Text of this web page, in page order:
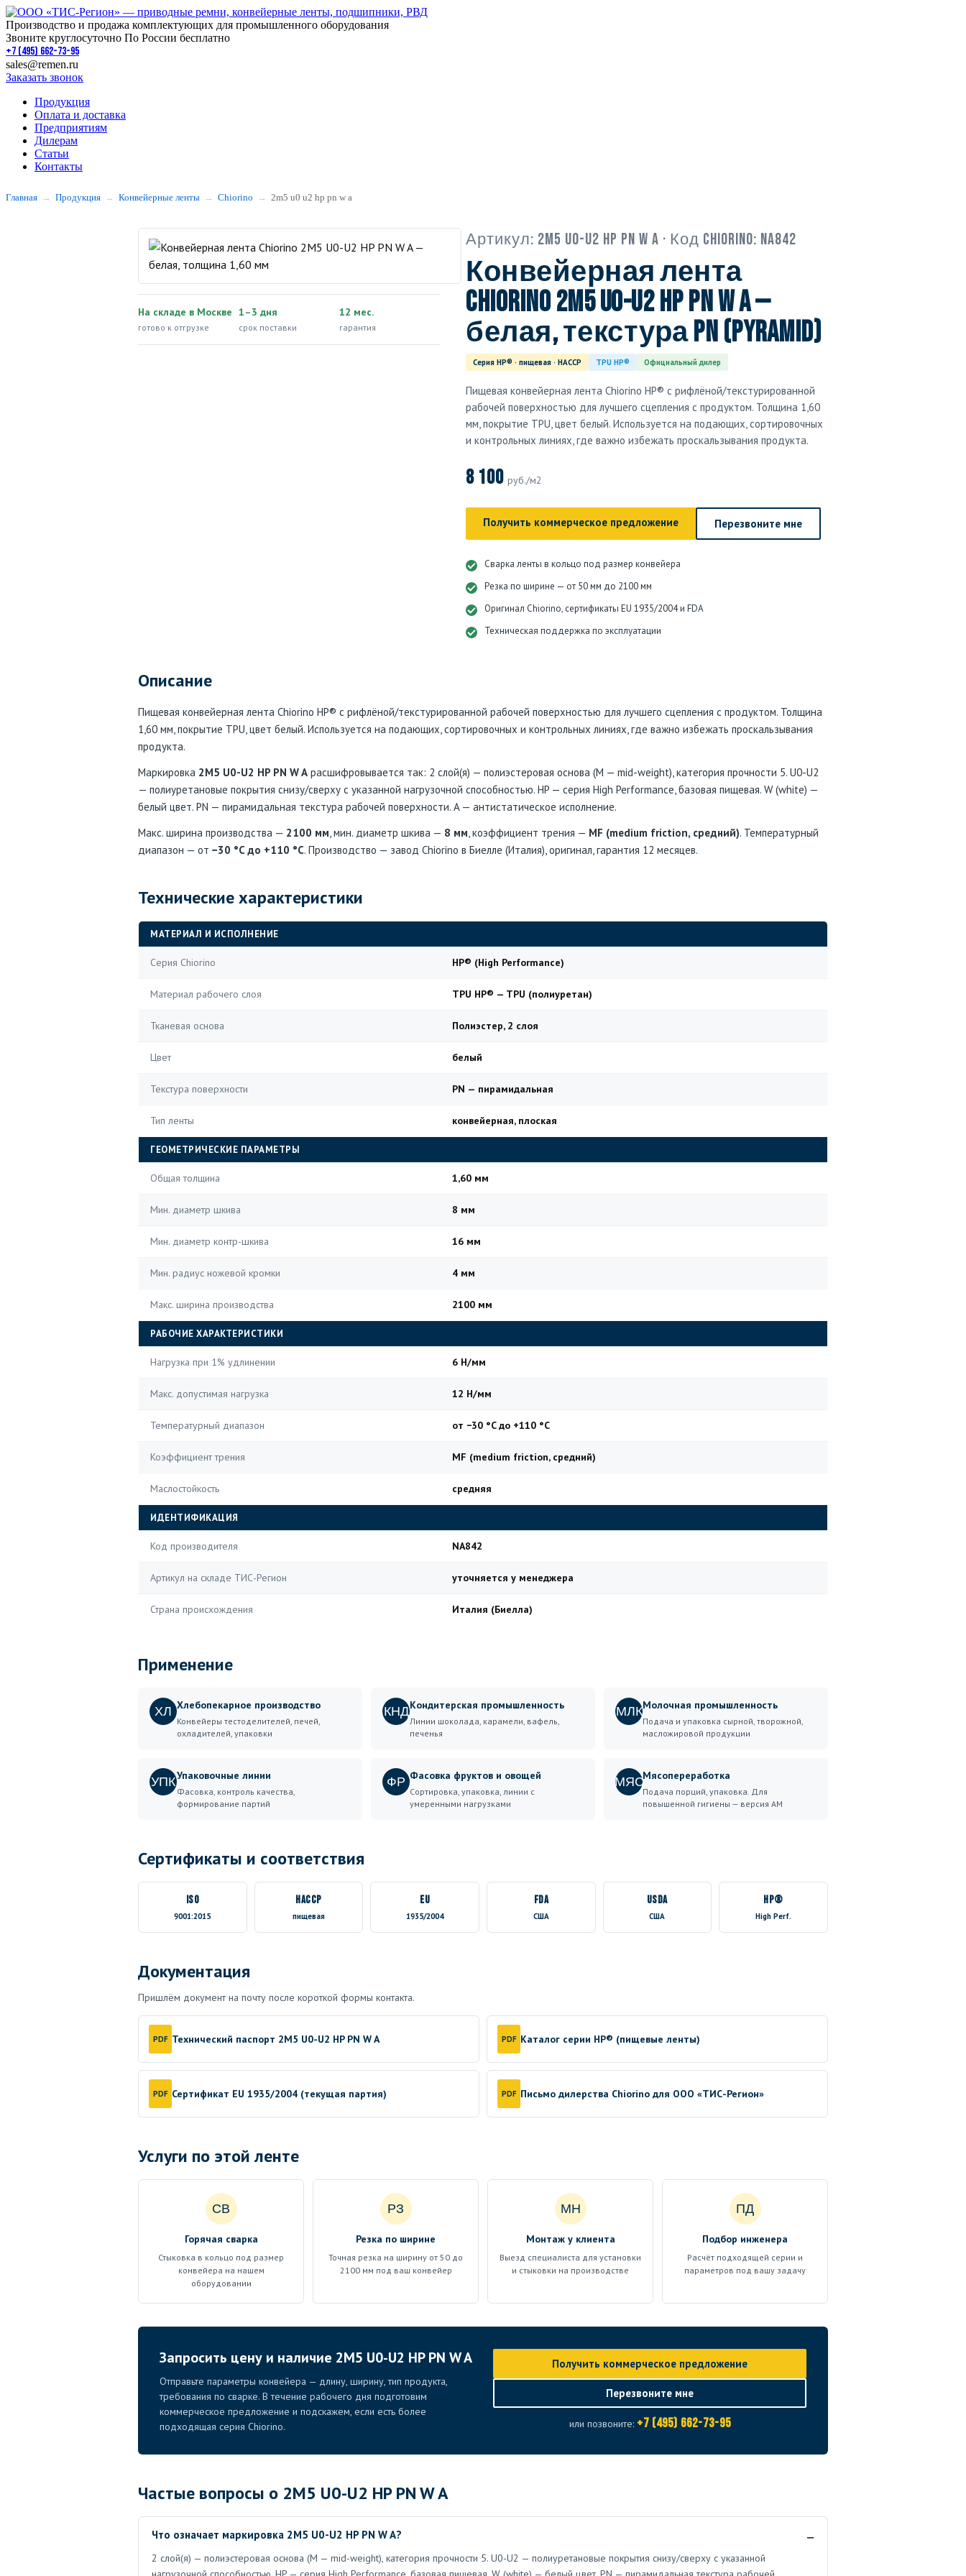
Производство и продажа комплектующих для промышленного оборудования
Звоните круглосуточно По России бесплатно
+7 (495) 662-73-95
sales@remen.ru
Заказать звонок
Продукция
Оплата и доставка
Предприятиям
Дилерам
Статьи
Контакты
Главная Продукция Конвейерные ленты Chiorino 2m5 u0 u2 hp pn w a
На складе в Москве
готово к отгрузке
1–3 дня
срок поставки
12 мес.
гарантия
Артикул: 2M5 U0-U2 HP PN W A · Код Chiorino: NA842
Конвейерная лента
Chiorino 2M5 U0-U2 HP PN W A —
белая, текстура PN (pyramid)
Серия HP® · пищевая · HACCP TPU HP® Официальный дилер
Пищевая конвейерная лента Chiorino HP® с рифлёной/текстурированной
рабочей поверхностью для лучшего сцепления с продуктом. Толщина 1,60
мм, покрытие TPU, цвет белый. Используется на подающих, сортировочных
и контрольных линиях, где важно избежать проскальзывания продукта.
8 100 руб./м2
Получить коммерческое предложение Перезвоните мне
Сварка ленты в кольцо под размер конвейера
Резка по ширине — от 50 мм до 2100 мм
Оригинал Chiorino, сертификаты EU 1935/2004 и FDA
Техническая поддержка по эксплуатации
Описание
Пищевая конвейерная лента Chiorino HP® с рифлёной/текстурированной рабочей поверхностью для лучшего сцепления с продуктом. Толщина
1,60 мм, покрытие TPU, цвет белый. Используется на подающих, сортировочных и контрольных линиях, где важно избежать проскальзывания
продукта.
Маркировка 2M5 U0-U2 HP PN W A расшифровывается так: 2 слой(я) — полиэстеровая основа (M — mid-weight), категория прочности 5. U0-U2
— полиуретановые покрытия снизу/сверху с указанной нагрузочной способностью. HP — серия High Performance, базовая пищевая. W (white) —
белый цвет. PN — пирамидальная текстура рабочей поверхности. A — антистатическое исполнение.
Макс. ширина производства — 2100 мм, мин. диаметр шкива — 8 мм, коэффициент трения — MF (medium friction, средний). Температурный
диапазон — от −30 °C до +110 °C. Производство — завод Chiorino в Биелле (Италия), оригинал, гарантия 12 месяцев.
Технические характеристики
МАТЕРИАЛ И ИСПОЛНЕНИЕ
Серия Chiorino HP® (High Performance)
Материал рабочего слоя TPU HP® — TPU (полиуретан)
Тканевая основа Полиэстер, 2 слоя
Цвет белый
Текстура поверхности PN — пирамидальная
Тип ленты конвейерная, плоская
ГЕОМЕТРИЧЕСКИЕ ПАРАМЕТРЫ
Общая толщина 1,60 мм
Мин. диаметр шкива 8 мм
Мин. диаметр контр-шкива 16 мм
Мин. радиус ножевой кромки 4 мм
Макс. ширина производства 2100 мм
РАБОЧИЕ ХАРАКТЕРИСТИКИ
Нагрузка при 1% удлинении 6 Н/мм
Макс. допустимая нагрузка 12 Н/мм
Температурный диапазон от −30 °C до +110 °C
Коэффициент трения MF (medium friction, средний)
Маслостойкость средняя
ИДЕНТИФИКАЦИЯ
Код производителя NA842
Артикул на складе ТИС-Регион уточняется у менеджера
Страна происхождения Италия (Биелла)
Применение
ХЛ Хлебопекарное производство
Конвейеры тестоделителей, печей,
охладителей, упаковки
КНДКондитерская промышленность
Линии шоколада, карамели, вафель,
печенья
МЛКМолочная промышленность
Подача и упаковка сырной, творожной,
масложировой продукции
УПКУпаковочные линии
Фасовка, контроль качества,
формирование партий
ФР Фасовка фруктов и овощей
Сортировка, упаковка, линии с
умеренными нагрузками
МЯСМясопереработка
Подача порций, упаковка. Для
повышенной гигиены — версия AM
Сертификаты и соответствия
ISO
9001:2015
HACCP
пищевая
EU
1935/2004
FDA
США
USDA
США
HP®
High Perf.
Документация
Пришлём документ на почту после короткой формы контакта.
PDF Технический паспорт 2M5 U0-U2 HP PN W A PDF Каталог серии HP® (пищевые ленты)
PDF Сертификат EU 1935/2004 (текущая партия) PDF Письмо дилерства Chiorino для ООО «ТИС-Регион»
Услуги по этой ленте
СВ
Горячая сварка
Стыковка в кольцо под размер
конвейера на нашем
оборудовании
РЗ
Резка по ширине
Точная резка на ширину от 50 до
2100 мм под ваш конвейер
МН
Монтаж у клиента
Выезд специалиста для установки
и стыковки на производстве
ПД
Подбор инженера
Расчёт подходящей серии и
параметров под вашу задачу
Запросить цену и наличие 2M5 U0-U2 HP PN W A
Отправьте параметры конвейера — длину, ширину, тип продукта,
требования по сварке. В течение рабочего дня подготовим
коммерческое предложение и подскажем, если есть более
подходящая серия Chiorino.
Получить коммерческое предложение
Перезвоните мне
или позвоните: +7 (495) 662-73-95
Частые вопросы о 2M5 U0-U2 HP PN W A
Что означает маркировка 2M5 U0-U2 HP PN W A?
2 слой(я) — полиэстеровая основа (M — mid-weight), категория прочности 5. U0-U2 — полиуретановые покрытия снизу/сверху с указанной